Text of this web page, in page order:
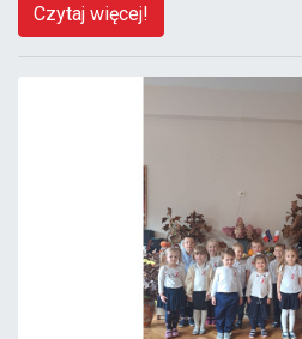
Czytaj więcej!